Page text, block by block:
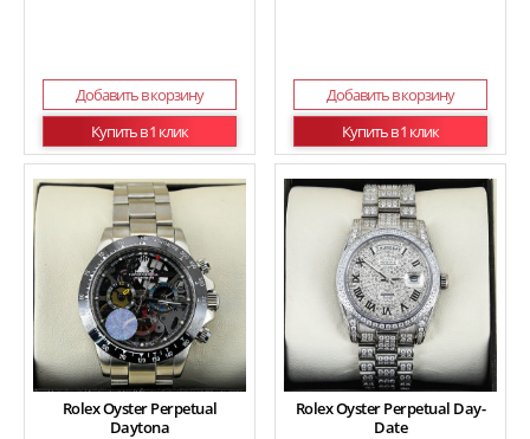
Добавить в корзину
Купить в 1 клик
Добавить в корзину
Купить в 1 клик
Rolex Oyster Perpetual
Daytona
Rolex Oyster Perpetual Day-
Date